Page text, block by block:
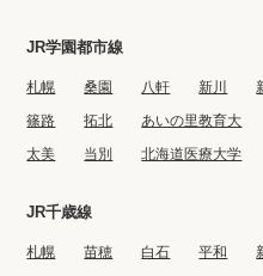
JR学園都市線
札幌 桑園 八軒 新川
篠路
拓北 あいの里教育大
太美
当別 北海道医療大学
JR千歳線
札幌 苗穂 白石 平和